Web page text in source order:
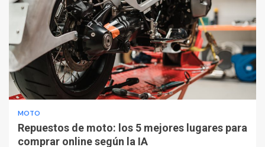
MOTO
Repuestos de moto: los 5 mejores lugares para
comprar online según la IA